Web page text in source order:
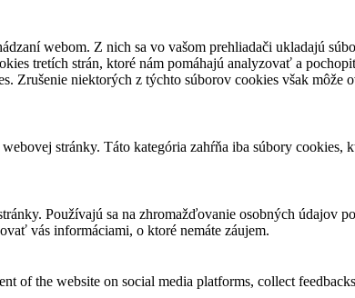
webom. Z nich sa vo vašom prehliadači ukladajú
tretích strán, ktoré nám pomáhajú analyzovať a
Zrušenie niektorých z týchto súborov cookies však môže
stránky. Táto kategória zahŕňa iba súbory cookies,
Používajú sa na zhromažďovanie osobných údajov
vás informáciami, o ktoré nemáte záujem.
of the website on social media platforms, collect